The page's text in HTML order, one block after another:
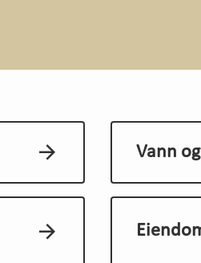
Vann